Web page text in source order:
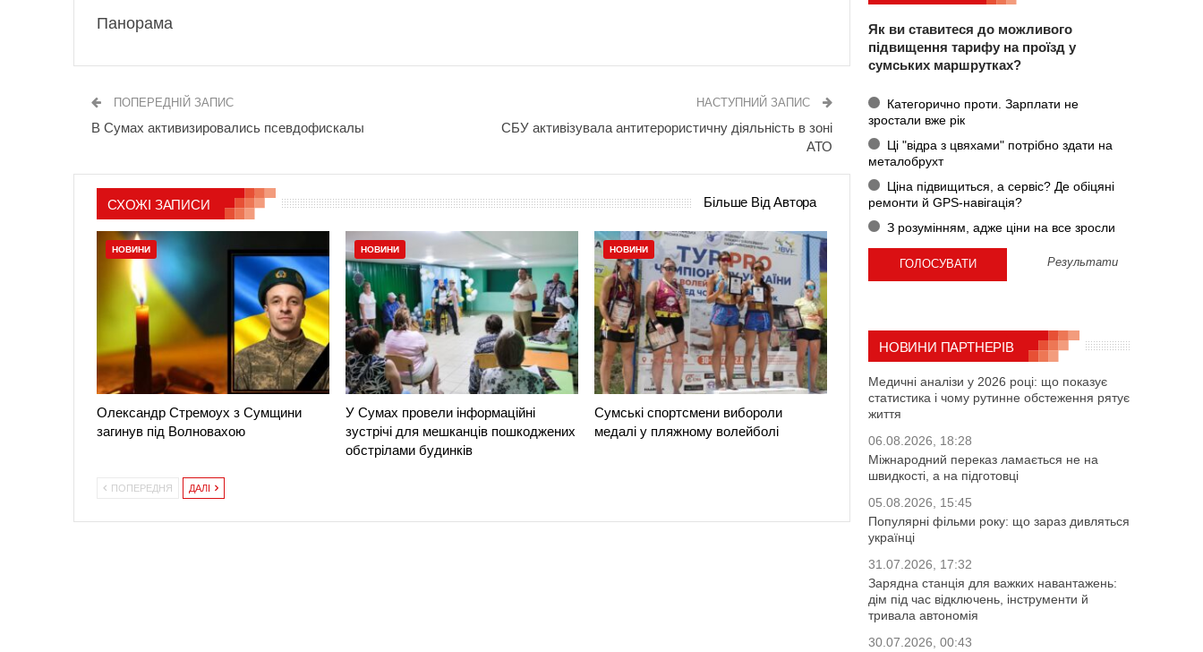
Панорама
ПОПЕРЕДНІЙ ЗАПИС
В Сумах активизировались псевдофискалы
НАСТУПНИЙ ЗАПИС
СБУ активізувала антитерористичну діяльність в зоні
АТО
СХОЖІ ЗАПИСИ Більше Від Автора
НОВИНИ
Олександр Стремоух з Сумщини
загинув під Волновахою
НОВИНИ
У Сумах провели інформаційні
зустрічі для мешканців пошкоджених
обстрілами будинків
НОВИНИ
Сумські спортсмени вибороли
медалі у пляжному волейболі
ПОПЕРЕДНЯ ДАЛІ
Як ви ставитеся до можливого
підвищення тарифу на проїзд у
сумських маршрутках?
Категорично проти. Зарплати не
зростали вже рік
Ці "відра з цвяхами" потрібно здати на
металобрухт
Ціна підвищиться, а сервіс? Де обіцяні
ремонти й GPS-навігація?
З розумінням, адже ціни на все зросли
Результати
НОВИНИ ПАРТНЕРІВ
Медичні аналізи у 2026 році: що показує
статистика і чому рутинне обстеження рятує
життя
06.08.2026, 18:28
Міжнародний переказ ламається не на
швидкості, а на підготовці
05.08.2026, 15:45
Популярні фільми року: що зараз дивляться
українці
31.07.2026, 17:32
Зарядна станція для важких навантажень:
дім під час відключень, інструменти й
тривала автономія
30.07.2026, 00:43